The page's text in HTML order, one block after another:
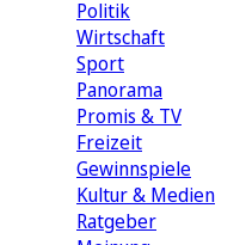
Politik
Wirtschaft
Sport
Panorama
Promis & TV
Freizeit
Gewinnspiele
Kultur & Medien
Ratgeber